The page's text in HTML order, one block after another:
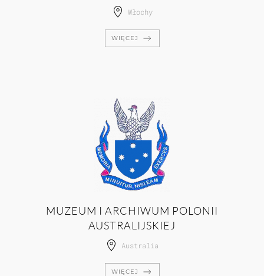
Włochy
WIĘCEJ
MUZEUM I ARCHIWUM POLONII
AUSTRALIJSKIEJ
Australia
WIĘCEJ